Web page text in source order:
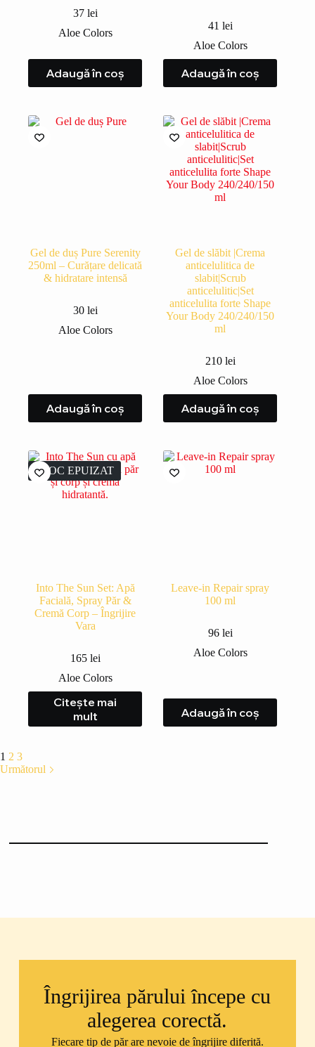
37 lei
Aloe Colors
Adaugă în coș
41 lei
Aloe Colors
Adaugă în coș
Gel de duș Pure Serenity
250ml – Curățare delicată
& hidratare intensă
30 lei
Aloe Colors
Adaugă în coș
Gel de slăbit |Crema
anticelulitica de
slabit|Scrub
anticelulitic|Set
anticelulita forte Shape
Your Body 240/240/150
ml
210 lei
Aloe Colors
Adaugă în coș
STOC EPUIZAT
Into The Sun Set: Apă
Facială, Spray Păr &
Cremă Corp – Îngrijire
Vara
165 lei
Aloe Colors
Citește mai
mult
Leave-in Repair spray
100 ml
96 lei
Aloe Colors
Adaugă în coș
1 2 3
Următorul
Îngrijirea părului începe cu
alegerea corectă.
Fiecare tip de păr are nevoie de îngrijire diferită.